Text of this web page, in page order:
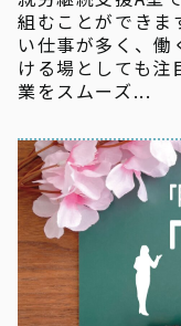
組むことができま
い仕事が多く、
ける場としても
業をスムーズ...